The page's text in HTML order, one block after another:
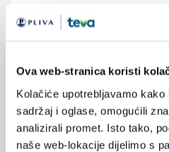
Ova web-stranica koristi
Kolačiće upotrebljavamo
sadržaj i oglase, omogućili
analizirali promet. Isto tako,
naše web-lokacije dijelimo s
01.09.2025.
Prva transplantacija pluća
svinje u čovjeka